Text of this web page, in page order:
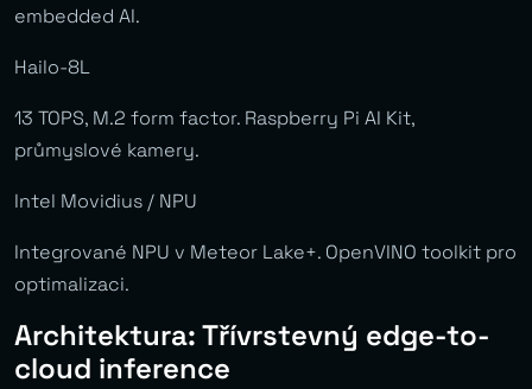
embedded AI.
Hailo-8L
13 TOPS, M.2 form factor. Raspberry Pi AI Kit,
průmyslové kamery.
Intel Movidius / NPU
Integrované NPU v Meteor Lake+. OpenVINO toolkit pro
optimalizaci.
Architektura: Třívrstevný edge-to-
cloud inference